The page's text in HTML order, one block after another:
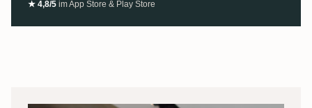
★ 4,8/5 im App Store & Play Store